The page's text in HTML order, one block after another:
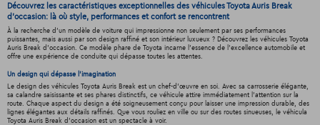
Découvrez les caractéristiques exceptionnelles des véhicules Toyota Auris Break
d'occasion: là où style, performances et confort se rencontrent
À la recherche d'un modèle de voiture qui impressionne non seulement par ses performances
puissantes, mais aussi par son design raffiné et son intérieur luxueux ? Découvrez les véhicules Toyota
Auris Break d'occasion. Ce modèle phare de Toyota incarne l'essence de l'excellence automobile et
offre une expérience de conduite qui dépasse toutes les attentes.
Un design qui dépasse l'imagination
Le design des véhicules Toyota Auris Break est un chef-d'œuvre en soi. Avec sa carrosserie élégante,
sa calandre saisissante et ses phares distinctifs, ce véhicule attire immédiatement l'attention sur la
route. Chaque aspect du design a été soigneusement conçu pour laisser une impression durable, des
lignes élégantes aux détails raffinés. Que vous rouliez en ville ou sur des routes sinueuses, le véhicula
Toyota Auris Break d'occasion est un spectacle à voir.